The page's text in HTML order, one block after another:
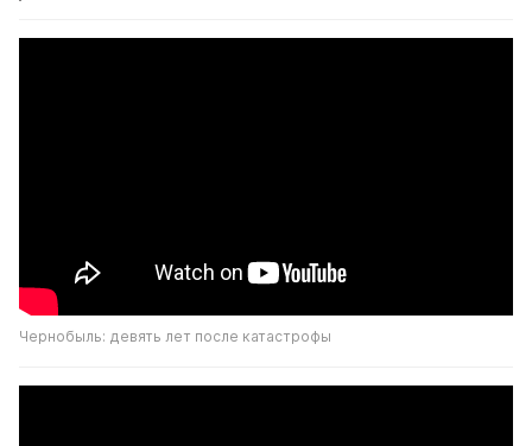
Чернобыль: девять лет после катастрофы